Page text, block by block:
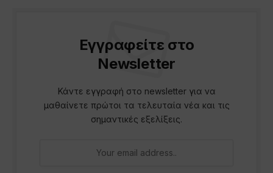
Εγγραφείτε στο
Newsletter
Κάντε εγγραφή στο newsletter για να
μαθαίνετε πρώτοι τα τελευταία νέα και τις
σημαντικές εξελίξεις.